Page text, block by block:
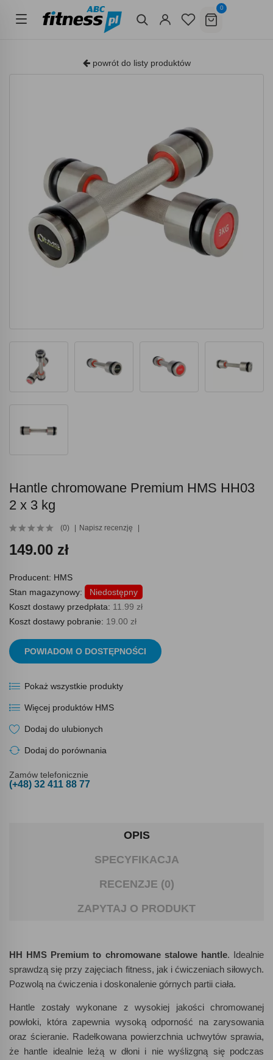
0
powrót do listy produktów
Hantle chromowane Premium HMS HH03
2 x 3 kg
(0) Napisz recenzję
149.00 zł
Producent: HMS
Stan magazynowy:
Niedostępny
Koszt dostawy przedpłata: 11.99 zł
Koszt dostawy pobranie: 19.00 zł
POWIADOM O DOSTĘPNOŚCI
Pokaż wszystkie produkty
Więcej produktów HMS
Dodaj do ulubionych
Dodaj do porównania
Zamów telefonicznie
(+48) 32 411 88 77
OPIS
SPECYFIKACJA
RECENZJE (0)
ZAPYTAJ O PRODUKT
HH HMS Premium to chromowane stalowe hantle. Idealnie
sprawdzą się przy zajęciach fitness, jak i ćwiczeniach siłowych.
Pozwolą na ćwiczenia i doskonalenie górnych partii ciała.
Hantle zostały wykonane z wysokiej jakości chromowanej
powłoki, która zapewnia wysoką odporność na zarysowania
oraz ścieranie. Radełkowana powierzchnia uchwytów sprawia,
że hantle idealnie leżą w dłoni i nie wyślizgną się podczas